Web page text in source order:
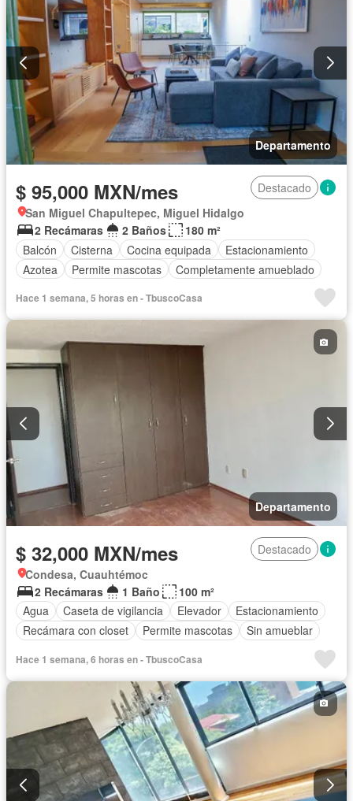
Departamento
$ 95,000 MXN/mes
Destacado
San Miguel Chapultepec, Miguel Hidalgo
2 Recámaras
2 Baños
180 m²
Balcón
Cisterna Cocina equipada
Estacionamiento
Azotea
Permite mascotas Completamente amueblado
Hace 1 semana, 5 horas en - TbuscoCasa
Departamento
$ 32,000 MXN/mes
Destacado
Condesa, Cuauhtémoc
2 Recámaras
1 Baño
100 m²
Agua
Caseta de vigilancia Elevador
Estacionamiento
Recámara con closet
Permite mascotas Sin amueblar
Hace 1 semana, 6 horas en - TbuscoCasa